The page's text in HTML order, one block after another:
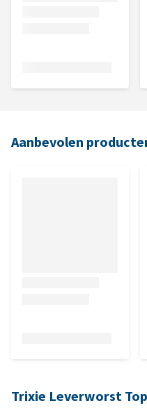
Aanbevolen
Trixie Leverworst